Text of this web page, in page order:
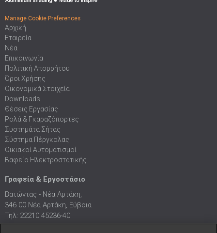
Manage Cookie Preferences
Αρχική
Εταιρεία
Νέα
Επικοινωνία
Πολιτική Απορρήτου
Όροι Χρήσης
Οικονομικά Στοιχεία
Downloads
Θέσεις Εργασίας
Ρολά & Γκαραζόπορτες
Συστημάτα Σήτας
Σύστημα Πέργκολας
Οικιακοί Αυτοματισμοί
Βαφείο Ηλεκτροστατικής
Γραφεία & Εργοστάσιο
Βατώντας - Νέα Αρτάκη,
346 00 Νέα Αρτάκη, Εύβοια
Τηλ: 22210 45236-40
Fax: 22210 41536